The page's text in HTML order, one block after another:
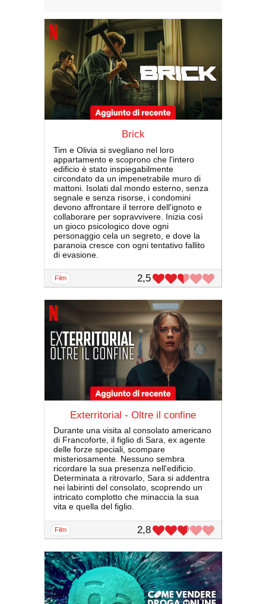
Brick
Tim e Olivia si svegliano nel loro
appartamento e scoprono che l'intero
edificio è stato inspiegabilmente
circondato da un impenetrabile muro di
mattoni. Isolati dal mondo esterno, senza
segnale e senza risorse, i condomini
devono affrontare il terrore dell'ignoto e
collaborare per sopravvivere. Inizia così
un gioco psicologico dove ogni
personaggio cela un segreto, e dove la
paranoia cresce con ogni tentativo fallito
di evasione.
film 2,5
Exterritorial - Oltre il confine
Durante una visita al consolato americano
di Francoforte, il figlio di Sara, ex agente
delle forze speciali, scompare
misteriosamente. Nessuno sembra
ricordare la sua presenza nell'edificio.
Determinata a ritrovarlo, Sara si addentra
nei labirinti del consolato, scoprendo un
intricato complotto che minaccia la sua
vita e quella del figlio.
film 2,8